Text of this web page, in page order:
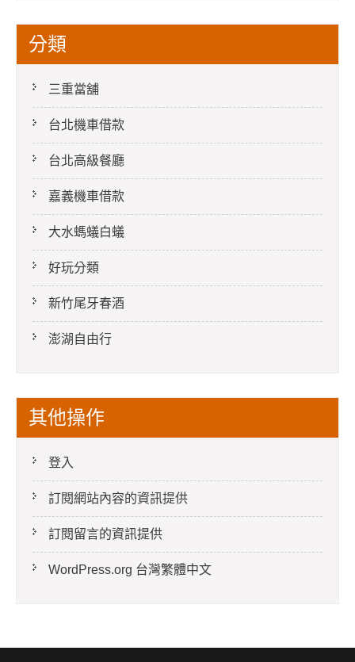
分類
三重當舖
台北機車借款
台北高級餐廳
嘉義機車借款
大水螞蟻白蟻
好玩分類
新竹尾牙春酒
澎湖自由行
其他操作
登入
訂閱網站內容的資訊提供
訂閱留言的資訊提供
WordPress.org 台灣繁體中文